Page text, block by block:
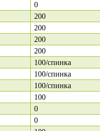
0
200
200
200
200
100/спинка
100/спинка
100/спинка
100
0
0